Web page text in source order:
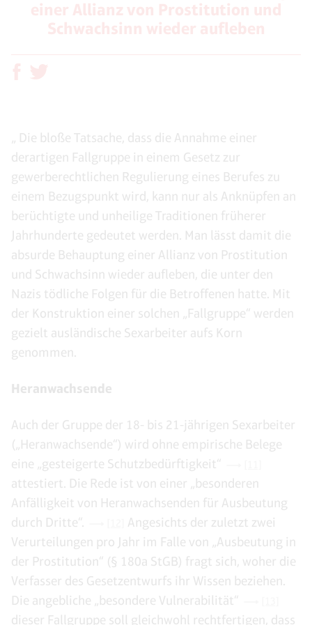
„ Die bloße Tatsache, dass die Annahme einer
derartigen Fallgruppe in einem Gesetz zur
gewerberechtlichen Regulierung eines Berufes zu
einem Bezugspunkt wird, kann nur als Anknüpfen an
berüchtigte und unheilige Traditionen früherer
Jahrhunderte gedeutet werden. Man lässt damit die
absurde Behauptung einer Allianz von Prostitution
und Schwachsinn wieder aufleben, die unter den
Nazis tödliche Folgen für die Betroffenen hatte. Mit
der Konstruktion einer solchen „Fallgruppe“ werden
gezielt ausländische Sexarbeiter aufs Korn
genommen.
Heranwachsende
Auch der Gruppe der 18- bis 21-jährigen Sexarbeiter
(„Heranwachsende“) wird ohne empirische Belege
eine „gesteigerte Schutzbedürftigkeit“
attestiert. Die Rede ist von einer „besonderen
Anfälligkeit von Heranwachsenden für Ausbeutung
durch Dritte“.
Angesichts der zuletzt zwei
Verurteilungen pro Jahr im Falle von „Ausbeutung in
der Prostitution“ (§ 180a StGB) fragt sich, woher die
Verfasser des Gesetzentwurfs ihr Wissen beziehen.
Die angebliche „besondere Vulnerabilität“
dieser Fallgruppe soll gleichwohl rechtfertigen, dass